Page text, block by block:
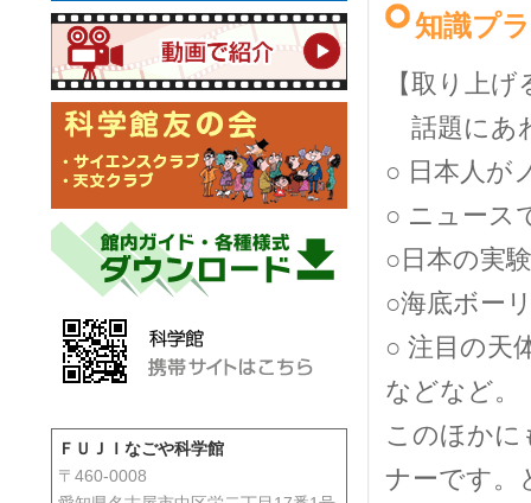
知識プ
【取り上
話題にあ
○ 日本人
○ ニュース
○日本の実
○海底ボー
○ 注目の天
などなど。
このほかに
ナーです。
ＦＵＪＩなごや科学館
〒460-0008